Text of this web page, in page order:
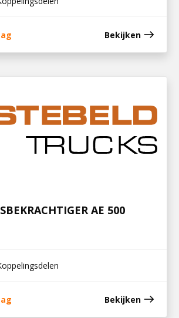
Bekijken east
AE 500
Bekijken east